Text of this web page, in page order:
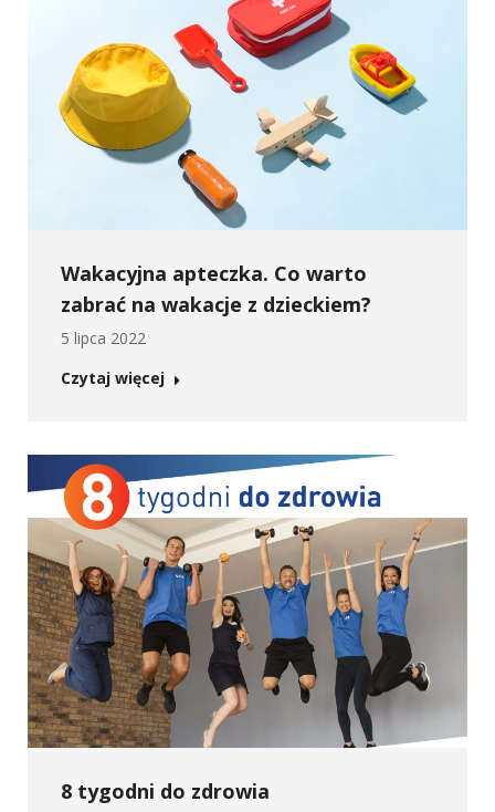
Wakacyjna apteczka. Co warto
zabrać na wakacje z dzieckiem?
5 lipca 2022
Czytaj więcej
8 tygodni do zdrowia